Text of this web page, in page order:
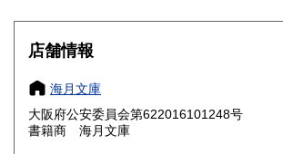
岐阜県 250円 静岡県
愛知県
滋賀県
大阪府
店舗情報
海月文庫
大阪府公安委員会第622016101248号
書籍商 海月文庫